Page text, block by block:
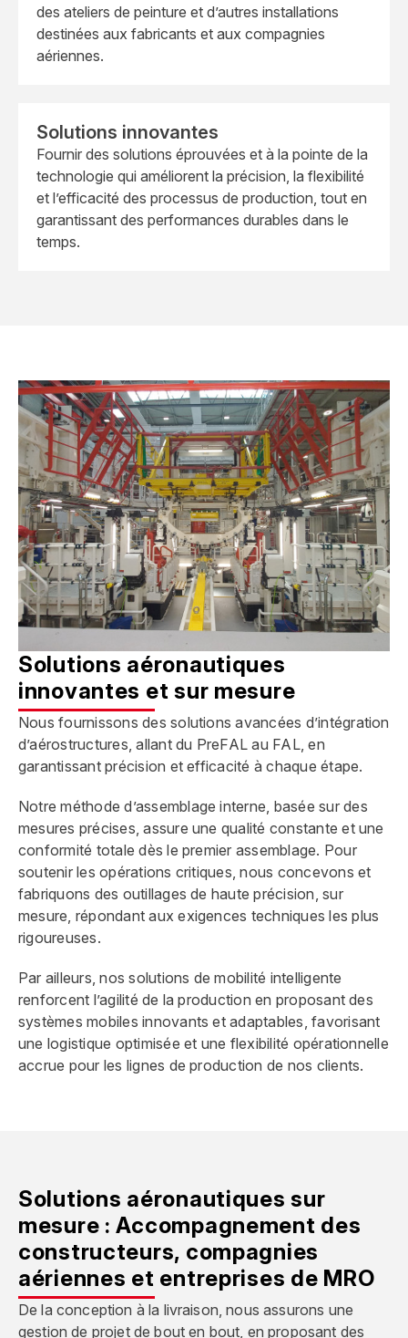
des ateliers de peinture et d’autres installations
destinées aux fabricants et aux compagnies
aériennes.
Solutions innovantes
Fournir des solutions éprouvées et à la pointe de la
technologie qui améliorent la précision, la flexibilité
et l’efficacité des processus de production, tout en
garantissant des performances durables dans le
temps.
Solutions aéronautiques
innovantes et sur mesure
Nous fournissons des solutions avancées d’intégration
d’aérostructures, allant du PreFAL au FAL, en
garantissant précision et efficacité à chaque étape.
Notre méthode d’assemblage interne, basée sur des
mesures précises, assure une qualité constante et une
conformité totale dès le premier assemblage. Pour
soutenir les opérations critiques, nous concevons et
fabriquons des outillages de haute précision, sur
mesure, répondant aux exigences techniques les plus
rigoureuses.
Par ailleurs, nos solutions de mobilité intelligente
renforcent l’agilité de la production en proposant des
systèmes mobiles innovants et adaptables, favorisant
une logistique optimisée et une flexibilité opérationnelle
accrue pour les lignes de production de nos clients.
Solutions aéronautiques sur
mesure : Accompagnement des
constructeurs, compagnies
aériennes et entreprises de MRO
De la conception à la livraison, nous assurons une
gestion de projet de bout en bout, en proposant des